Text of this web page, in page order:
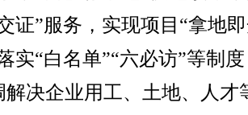
证”服务，实现项目“拿地
实“白名单”“六必访”等制
解决企业用工、土地、人才